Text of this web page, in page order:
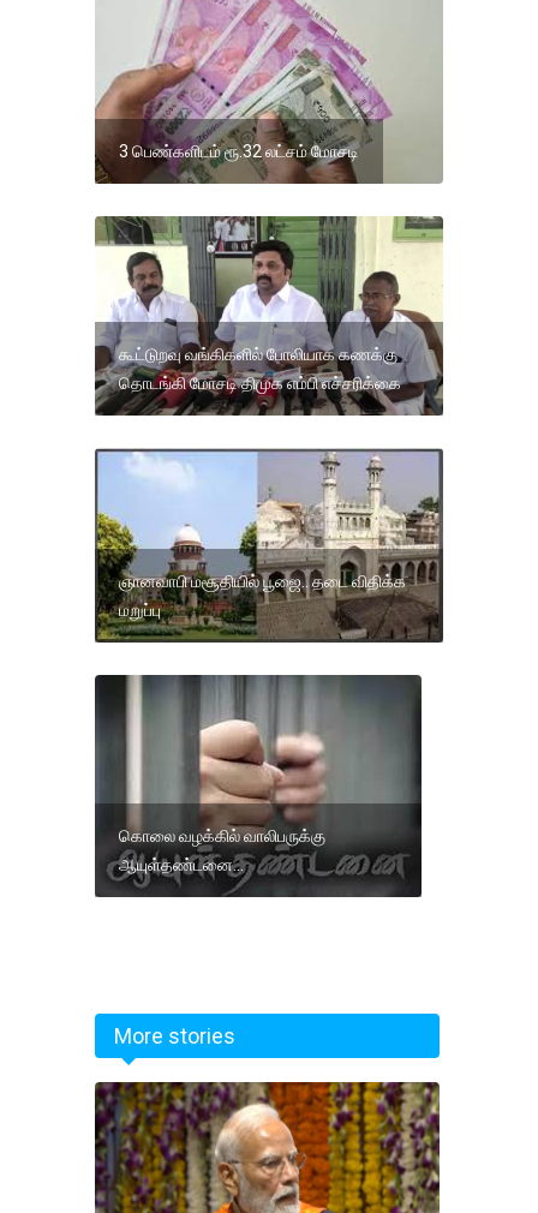
3 பெண்களிடம் ரூ.32 லட்சம் மோசடி
கூட்டுறவு வங்கிகளில் போலியாக கணக்கு
தொடங்கி மோசடி திமுக எம்பி எச்சரிக்கை
ஞானவாபி மசூதியில் பூஜை.. தடை விதிக்க
மறுப்பு
கொலை வழக்கில் வாலிபருக்கு
ஆயுள்தண்டனை...
More stories